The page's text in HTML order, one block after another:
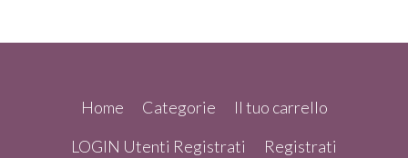
Home Categorie
Il tuo carrello
LOGIN Utenti Registrati
Registrati